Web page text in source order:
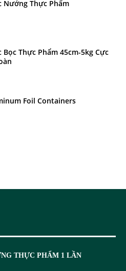
Nướng Thực Phẩm
Bọc Thực Phẩm 45cm-5kg Cực
Foil Containers
THỰC PHẨM 1 LẦN